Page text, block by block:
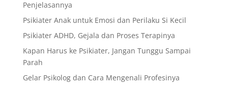
Penjelasannya
Psikiater Anak untuk Emosi dan Perilaku Si Kecil
Psikiater ADHD, Gejala dan Proses Terapinya
Kapan Harus ke Psikiater, Jangan Tunggu Sampai
Parah
Gelar Psikolog dan Cara Mengenali Profesinya